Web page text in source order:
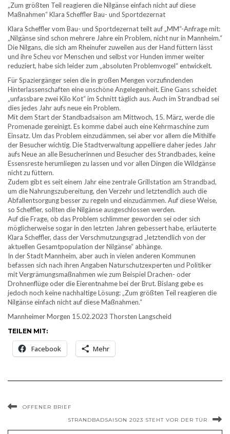
„Zum größten Teil reagieren die Nilgänse einfach nicht auf diese
Maßnahmen“ Klara Scheffler Bau- und Sportdezernat
Klara Scheffler vom Bau- und Sportdezernat teilt auf „MM“-Anfrage mit:
„Nilgänse sind schon mehrere Jahre ein Problem, nicht nur in Mannheim.“
Die Nilgans, die sich am Rheinufer zuweilen aus der Hand füttern lässt
und ihre Scheu vor Menschen und selbst vor Hunden immer weiter
reduziert, habe sich leider zum „absoluten Problemvogel“ entwickelt.
Für Spaziergänger seien die in großen Mengen vorzufindenden
Hinterlassenschaften eine unschöne Angelegenheit. Eine Gans scheidet
„unfassbare zwei Kilo Kot“ im Schnitt täglich aus. Auch im Strandbad sei
dies jedes Jahr aufs neue ein Problem.
Mit dem Start der Standbadsaison am Mittwoch, 15. März, werde die
Promenade gereinigt. Es komme dabei auch eine Kehrmaschine zum
Einsatz. Um das Problem einzudämmen, sei aber vor allem die Mithilfe
der Besucher wichtig. Die Stadtverwaltung appelliere daher jedes Jahr
aufs Neue an alle Besucherinnen und Besucher des Strandbades, keine
Essensreste herumliegen zu lassen und vor allen Dingen die Wildgänse
nicht zu füttern.
Zudem gibt es seit einem Jahr eine zentrale Grillstation am Strandbad,
um die Nahrungszubereitung, den Verzehr und letztendlich auch die
Abfallentsorgung besser zu regeln und einzudämmen. Auf diese Weise,
so Scheffler, sollten die Nilgänse ausgeschlossen werden.
Auf die Frage, ob das Problem schlimmer geworden sei oder sich
möglicherweise sogar in den letzten Jahren gebessert habe, erläuterte
Klara Scheffler, dass der Verschmutzungsgrad „letztendlich von der
aktuellen Gesamtpopulation der Nilgänse“ abhänge.
In der Stadt Mannheim, aber auch in vielen anderen Kommunen
befassen sich nach ihren Angaben Naturschutzexperten und Politiker
mit Vergrämungsmaßnahmen wie zum Beispiel Drachen- oder
Drohnenflüge oder die Eierentnahme bei der Brut. Bislang gebe es
jedoch noch keine nachhaltige Lösung: „Zum größten Teil reagieren die
Nilgänse einfach nicht auf diese Maßnahmen.“
Mannheimer Morgen 15.02.2023 Thorsten Langscheid
TEILEN MIT:
Facebook Mehr
OFFENER BRIEF
STRANDBADSAISON 2023 STEHT VOR DER TÜR